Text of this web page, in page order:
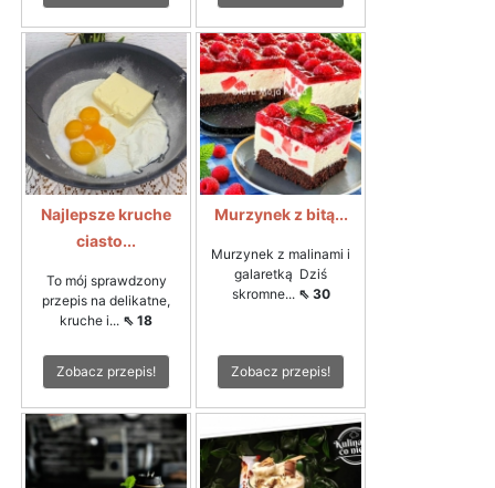
Najlepsze kruche
ciasto...
To mój sprawdzony
przepis na delikatne,
kruche i... ⇖ 18
Zobacz przepis!
Murzynek z bitą...
Murzynek z malinami i
galaretką Dziś
skromne... ⇖ 30
Zobacz przepis!